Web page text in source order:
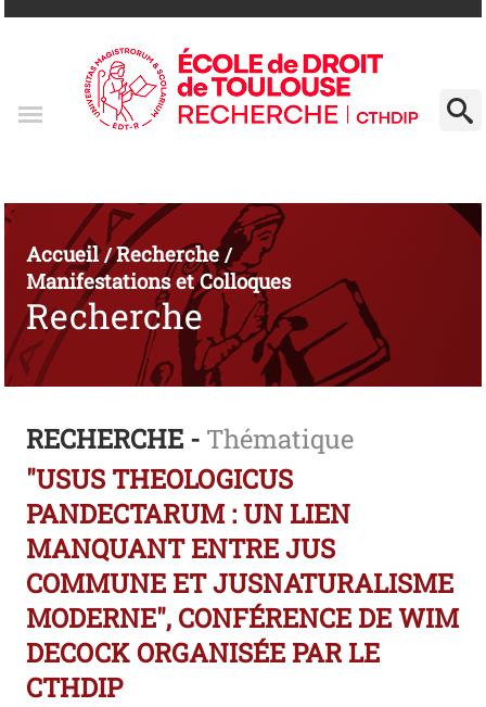
Accueil/Recherche/
Manifestations et Colloques
Recherche
RECHERCHE - Thématique
"USUS THEOLOGICUS
PANDECTARUM : UN LIEN
MANQUANT ENTRE JUS
COMMUNE ET JUSNATURALISME
MODERNE", CONFÉRENCE DE WIM
DECOCK ORGANISÉE PAR LE
CTHDIP